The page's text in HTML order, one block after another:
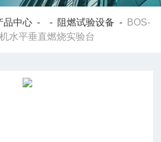
品中心 - - 阻燃试验设备 -
BOS-
水平垂直燃烧实验台